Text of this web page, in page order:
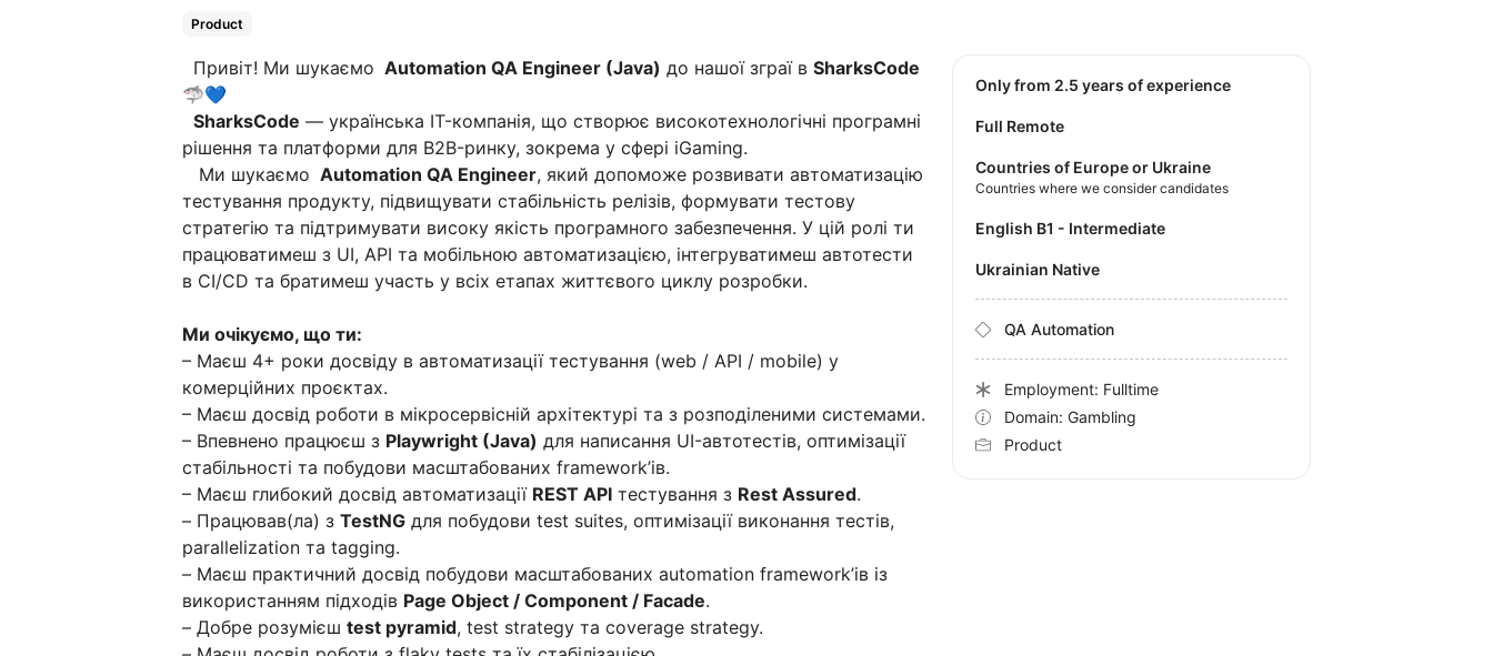
Product
Привіт! Ми шукаємо Automation QA Engineer (Java) до нашої зграї в SharksCode
🦈💙
SharksCode — українська IT-компанія, що створює високотехнологічні програмні
рішення та платформи для B2B-ринку, зокрема у сфері iGaming.
Ми шукаємо Automation QA Engineer, який допоможе розвивати автоматизацію
тестування продукту, підвищувати стабільність релізів, формувати тестову
стратегію та підтримувати високу якість програмного забезпечення. У цій ролі ти
працюватимеш з UI, API та мобільною автоматизацією, інтегруватимеш автотести
в CI/CD та братимеш участь у всіх етапах життєвого циклу розробки.
Ми очікуємо, що ти:
– Маєш 4+ роки досвіду в автоматизації тестування (web / API / mobile) у
комерційних проєктах.
– Маєш досвід роботи в мікросервісній архітектурі та з розподіленими системами.
– Впевнено працюєш з Playwright (Java) для написання UI-автотестів, оптимізації
стабільності та побудови масштабованих framework’ів.
– Маєш глибокий досвід автоматизації REST API тестування з Rest Assured.
– Працював(ла) з TestNG для побудови test suites, оптимізації виконання тестів,
parallelization та tagging.
– Маєш практичний досвід побудови масштабованих automation framework’ів із
використанням підходів Page Object / Component / Facade.
– Добре розумієш test pyramid, test strategy та coverage strategy.
Only from 2.5 years of experience
Full Remote
Countries of Europe or Ukraine
Countries where we consider candidates
English B1 - Intermediate
Ukrainian Native
QA Automation
Employment: Fulltime
Domain: Gambling
Product